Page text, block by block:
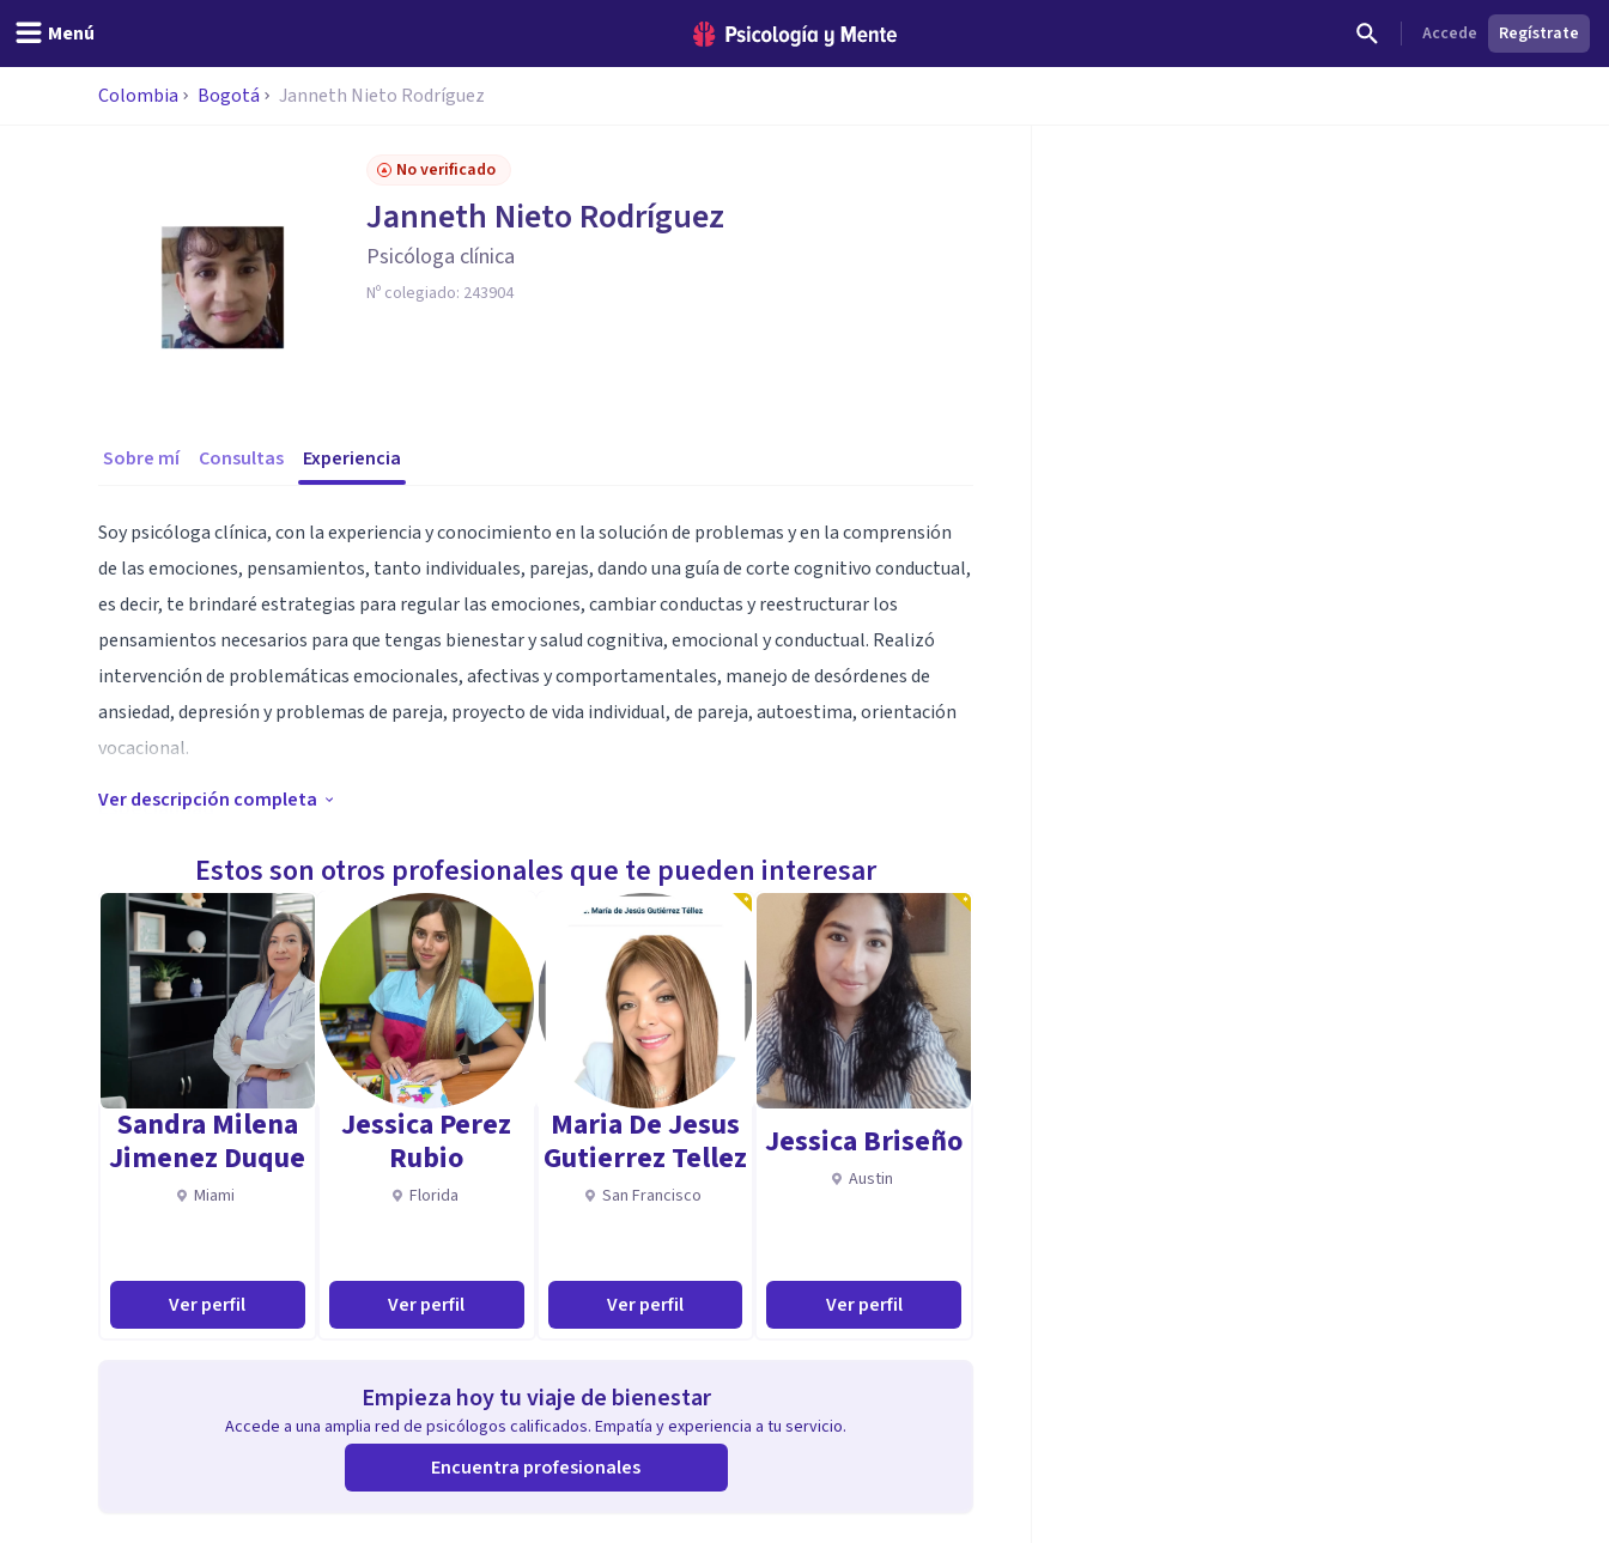
Menú Accede Regístrate
Colombia Bogotá Janneth Nieto Rodríguez
No verificado
Janneth Nieto Rodríguez
Psicóloga clínica
Nº colegiado: 243904
Sobre mí Consultas Experiencia
Soy psicóloga clínica, con la experiencia y conocimiento en la solución de problemas y en la comprensión
de las emociones, pensamientos, tanto individuales, parejas, dando una guía de corte cognitivo conductual,
es decir, te brindaré estrategias para regular las emociones, cambiar conductas y reestructurar los
pensamientos necesarios para que tengas bienestar y salud cognitiva, emocional y conductual. Realizó
intervención de problemáticas emocionales, afectivas y comportamentales, manejo de desórdenes de
ansiedad, depresión y problemas de pareja, proyecto de vida individual, de pareja, autoestima, orientación
vocacional.
Especialidad
Ansiedad
Autoestima
Conflictos de pareja
Conflictos personales
Depresión
Manejo de la ira
Orientación vocacional
Ver descripción completa
Estos son otros profesionales que te pueden interesar
Sandra Milena
Jimenez Duque
Miami
Ver perfil
Jessica Perez
Rubio
Florida
Ver perfil
Maria De Jesus
Gutierrez Tellez
San Francisco
Ver perfil
Jessica Briseño
Austin
Ver perfil
Empieza hoy tu viaje de bienestar
Accede a una amplia red de psicólogos calificados. Empatía y experiencia a tu servicio.
Encuentra profesionales